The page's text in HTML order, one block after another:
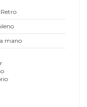
mano